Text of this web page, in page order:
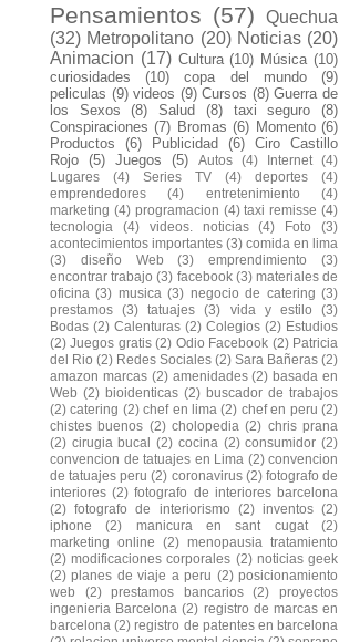
Pensamientos (57)
Quechua
(32) Metropolitano (20) Noticias (20)
Animacion (17) Cultura (10) Música (10)
curiosidades
(10) copa del mundo
(9)
peliculas (9) videos (9) Cursos (8) Guerra de
los Sexos
(8) Salud (8) taxi seguro
(8)
Conspiraciones (7) Bromas (6) Momento (6)
Productos
(6) Publicidad (6) Ciro Castillo
Rojo (5) Juegos (5) Autos (4) Internet
(4)
Lugares
(4) Series TV (4) deportes
(4)
emprendedores
(4) entretenimiento
(4)
marketing (4) programacion (4) taxi remisse (4)
tecnologia
(4) videos. noticias (4) Foto
(3)
acontecimientos importantes (3) comida en lima
(3)
diseño Web (3) emprendimiento
(3)
encontrar trabajo (3) facebook (3) materiales de
oficina (3) musica (3) negocio de catering (3)
prestamos
(3) tatuajes (3) vida y estilo
(3)
Bodas (2) Calenturas (2) Colegios (2) Estudios
(2) Juegos gratis (2) Odio Facebook (2) Patricia
del Rio (2) Redes Sociales (2) Sara Bañeras (2)
amazon marcas (2) amenidades (2) basada en
Web (2) bioidenticas (2) buscador de trabajos
(2) catering (2) chef en lima (2) chef en peru (2)
chistes buenos (2) cholopedia (2) chris prana
(2) cirugia bucal (2) cocina (2) consumidor (2)
convencion de tatuajes en Lima (2) convencion
de tatuajes peru (2) coronavirus (2) fotografo de
interiores (2) fotografo de interiores barcelona
(2) fotografo de interiorismo (2) inventos (2)
iphone
(2) manicura en sant cugat
(2)
marketing online
(2) menopausia tratamiento
(2) modificaciones corporales (2) noticias geek
(2) planes de viaje a peru (2) posicionamiento
web
(2) prestamos bancarios (2)
proyectos
ingenieria Barcelona (2) registro de marcas en
barcelona (2) registro de patentes en barcelona